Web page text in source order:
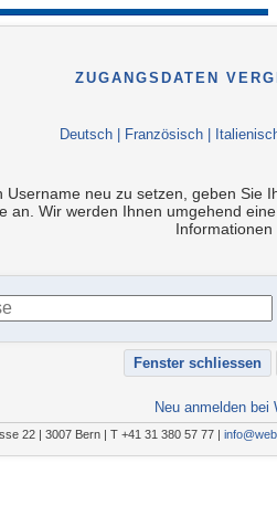
ZUGANGSDATEN
Deutsch Französisch
Username neu zu setzen, geben Sie
an. Wir werden Ihnen umgehend
Neu anmelden bei
22 | 3007 Bern | T +41 31 380 57 77 |